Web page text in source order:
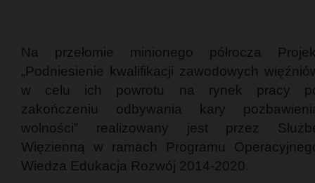
Na przełomie minionego półrocza
„Podniesienie kwalifikacji zawodowych
w celu ich powrotu na rynek pracy
zakończeniu odbywania kary
wolności” realizowany jest przez
Więzienną w ramach Programu
Wiedza Edukacja Rozwój 2014-2020.